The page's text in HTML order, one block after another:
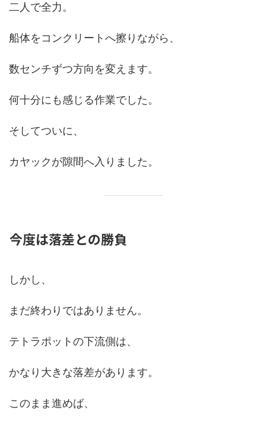
二人で全力。
船体をコンクリートへ擦りながら、
数センチずつ方向を変えます。
何十分にも感じる作業でした。
そしてついに、
カヤックが隙間へ入りました。
今度は落差との勝負
しかし、
まだ終わりではありません。
テトラポットの下流側は、
かなり大きな落差があります。
このまま進めば、